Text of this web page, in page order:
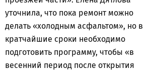
уточнила, что пока ремонт можно
делать «холодным асфальтом», но в
кратчайшие сроки необходимо
подготовить программу, чтобы «в
весенний период после открытия